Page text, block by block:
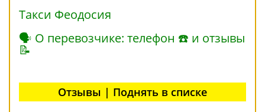
Такси Феодосия
🗣 О перевозчике: телефон ☎ и отзывы
📝
Отзывы | Поднять в списке